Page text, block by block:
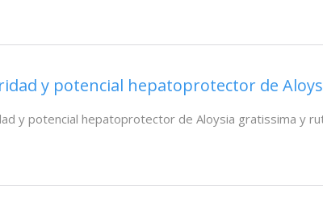
y potencial hepatoprotector de
y potencial hepatoprotector de Aloysia gratissima y